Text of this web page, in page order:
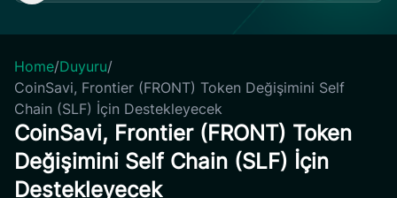
Home/Duyuru/
CoinSavi, Frontier (FRONT) Token Değişimini Self
Chain (SLF) İçin Destekleyecek
CoinSavi, Frontier (FRONT) Token
Değişimini Self Chain (SLF) İçin
Destekleyecek